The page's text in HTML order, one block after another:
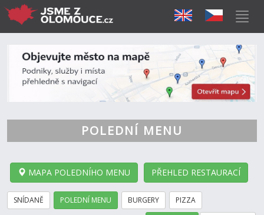
POLEDNÍ MENU
MAPA POLEDNÍHO MENU PŘEHLED RESTAURACÍ
SNÍDANĚ POLEDNÍ MENU BURGERY PIZZA